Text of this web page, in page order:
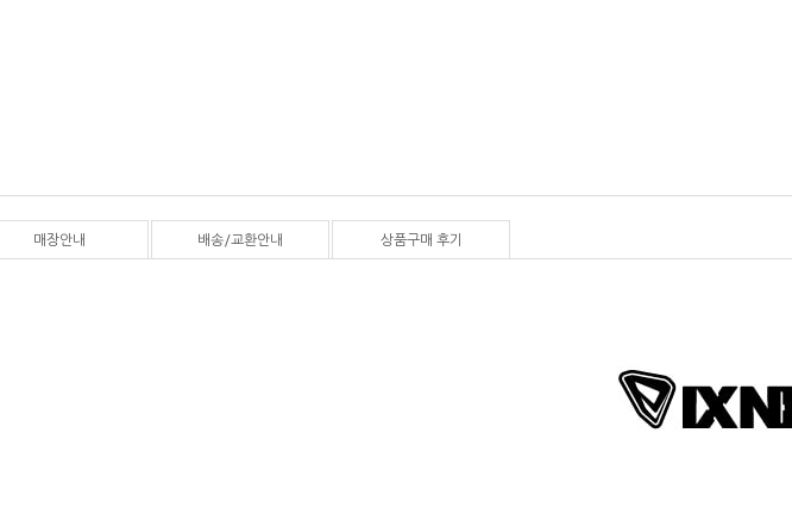
매장안내 배송/교환안내 상품구매 후기